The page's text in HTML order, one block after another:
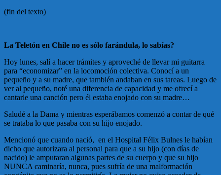
(fin del texto)
La Teletón en Chile no es sólo farándula, lo sabías?
Hoy lunes, salí a hacer trámites y aproveché de llevar mi guitarra
para “economizar” en la locomoción colectiva. Conocí a un
pequeño y a su madre, que también andaban en sus tareas. Luego de
ver al pequeño, noté una diferencia de capacidad y me ofrecí a
cantarle una canción pero él estaba enojado con su madre…
Saludé a la Dama y mientras esperábamos comenzó a contar de qué
se trataba lo que pasaba con su hijo enojado.
Mencionó que cuando nació, en el Hospital Félix Bulnes le habían
dicho que autorizara al personal para que a su hijo (con días de
nacido) le amputaran algunas partes de su cuerpo y que su hijo
NUNCA caminaría, nunca, pues sufría de una malformación